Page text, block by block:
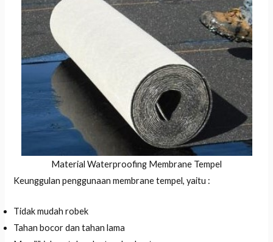
Material Waterproofing Membrane Tempel
Keunggulan penggunaan membrane tempel, yaitu :
Tidak mudah robek
Tahan bocor dan tahan lama